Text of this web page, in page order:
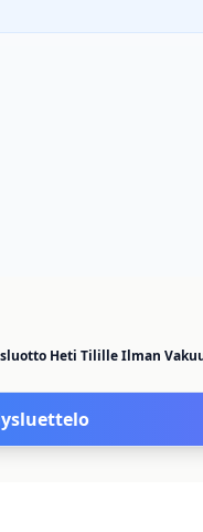
Heti Tilille Ilman